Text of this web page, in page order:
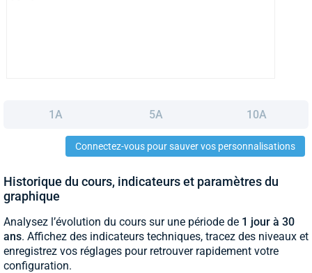
1A 5A 10A
Connectez-vous pour sauver vos personnalisations
Historique du cours, indicateurs et paramètres du
graphique
Analysez l’évolution du cours sur une période de 1 jour à 30
ans. Affichez des indicateurs techniques, tracez des niveaux et
enregistrez vos réglages pour retrouver rapidement votre
configuration.